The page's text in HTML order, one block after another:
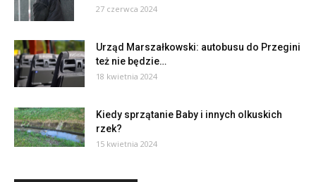
27 czerwca 2024
Urząd Marszałkowski: autobusu do Przegini
też nie będzie…
18 kwietnia 2024
Kiedy sprzątanie Baby i innych olkuskich
rzek?
15 kwietnia 2024